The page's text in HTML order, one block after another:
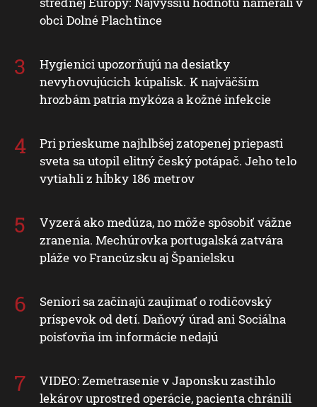
obci Dolné Plachtince
Hygienici upozorňujú na desiatky
nevyhovujúcich kúpalísk. K najväčším
hrozbám patria mykóza a kožné infekcie
Pri prieskume najhlbšej zatopenej priepasti
sveta sa utopil elitný český potápač. Jeho telo
vytiahli z hĺbky 186 metrov
Vyzerá ako medúza, no môže spôsobiť vážne
zranenia. Mechúrovka portugalská zatvára
pláže vo Francúzsku aj Španielsku
Seniori sa začínajú zaujímať o rodičovský
príspevok od detí. Daňový úrad ani Sociálna
poisťovňa im informácie nedajú
VIDEO: Zemetrasenie v Japonsku zastihlo
lekárov uprostred operácie, pacienta chránili